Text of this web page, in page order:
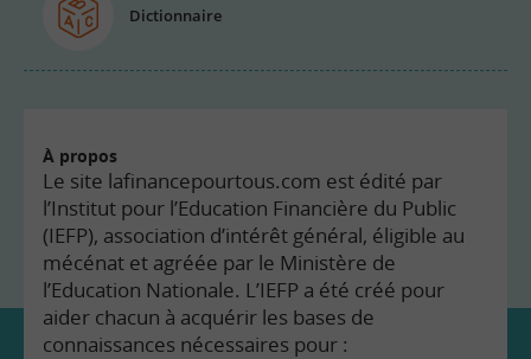
Dictionnaire
À propos
Le site lafinancepourtous.com est édité par
l’Institut pour l’Education Financière du Public
(IEFP), association d’intérêt général, éligible au
mécénat et agréée par le Ministère de
l’Education Nationale. L’IEFP a été créé pour
aider chacun à acquérir les bases de
connaissances nécessaires pour :